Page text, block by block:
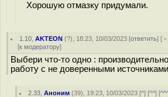
Хорошую отмазку придумали.
1.10 ,AKTEON (?), 18:23, 10/03/2023 [ответить] [
[к модератору]
Выбери что-то одно :
работу с не доверенными источниками
2.33 ,Аноним (39), 19:23, 10/03/2023 [^] [^^] [